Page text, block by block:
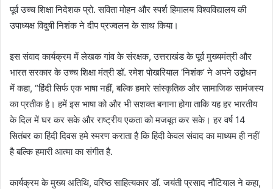
पूर्व उच्च शिक्षा निदेशक प्रो. सविता मोहन और स्पर्श हिमालय विश्वविद्यालय की
उपाध्यक्ष विदुषी निशंक ने दीप प्रज्वलन के साथ किया।
इस संवाद कार्यक्रम में लेखक गांव के संरक्षक, उत्तराखंड के पूर्व मुख्यमंत्री और
भारत सरकार के उच्च शिक्षा मंत्री डॉ. रमेश पोखरियाल ‘निशंक’ ने अपने उद्बोधन
में कहा, “हिंदी सिर्फ एक भाषा नहीं, बल्कि हमारे सांस्कृतिक और सामाजिक सामंजस्य
का प्रतीक है। हमें इस भाषा को और भी सशक्त बनाना होगा ताकि यह हर भारतीय
के दिल में घर कर सके और राष्ट्रीय एकता को मजबूत कर सके। हर वर्ष 14
सितंबर का हिंदी दिवस हमे स्मरण कराता है कि हिंदी केवल संवाद का माध्यम ही नहीं
है बल्कि हमारी आत्मा का संगीत है.
कार्यक्रम के मुख्य अतिथि, वरिष्ठ साहित्यकार डॉ. जयंती प्रसाद नौटियाल ने कहा,